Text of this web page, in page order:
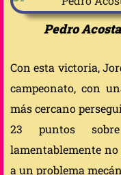
Pedro
Con esta victoria,
campeonato, con
más cercano
23 puntos
lamentablemente
a un problema